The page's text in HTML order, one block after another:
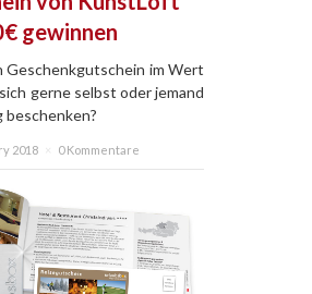
gewinnen
im Wert
gerne selbst oder jemand
beschenken?
2018 0 Kommentare